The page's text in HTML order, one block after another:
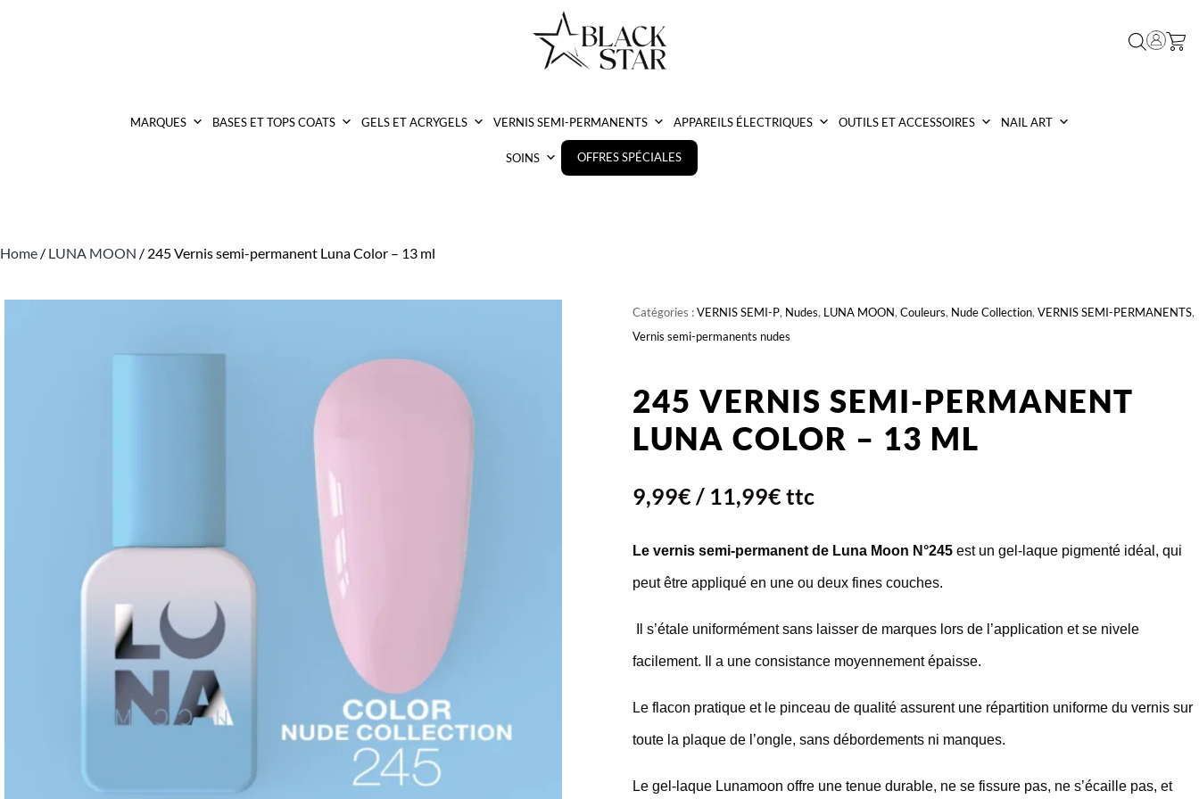
MARQUES BASES ET TOPS COATS GELS ET ACRYGELS VERNIS SEMI-PERMANENTS APPAREILS ÉLECTRIQUES OUTILS ET ACCESSOIRES NAIL ART
SOINS OFFRES SPÉCIALES
Home / LUNA MOON / 245 Vernis semi-permanent Luna Color – 13 ml
Catégories :VERNIS SEMI-P, Nudes, LUNA MOON, Couleurs, Nude Collection, VERNIS SEMI-PERMANENTS,
Vernis semi-permanents nudes
245 VERNIS SEMI-PERMANENT
LUNA COLOR – 13 ML
9,99€ / 11,99€ ttc
Le vernis semi-permanent de Luna Moon N°245est un gel-laque pigmenté idéal, qui
peut être appliqué en une ou deux fines couches.
Il s’étale uniformément sans laisser de marques lors de l’application et se nivele
facilement. Il a une consistance moyennement épaisse.
Le flacon pratique et le pinceau de qualité assurent une répartition uniforme du vernis sur
toute la plaque de l’ongle, sans débordements ni manques.
Le gel-laque Lunamoon offre une tenue durable, ne se fissure pas, ne s’écaille pas, et